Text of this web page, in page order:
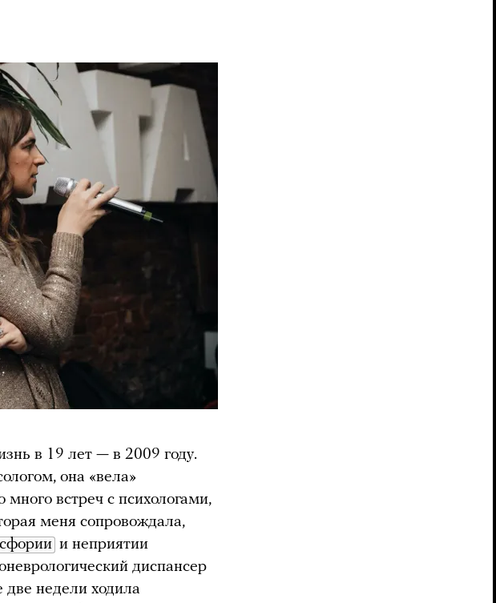
в 19 лет — в 2009 году.
она «вела»
встреч с психологами,
меня сопровождала,
и неприятии
диспансер
две недели ходила